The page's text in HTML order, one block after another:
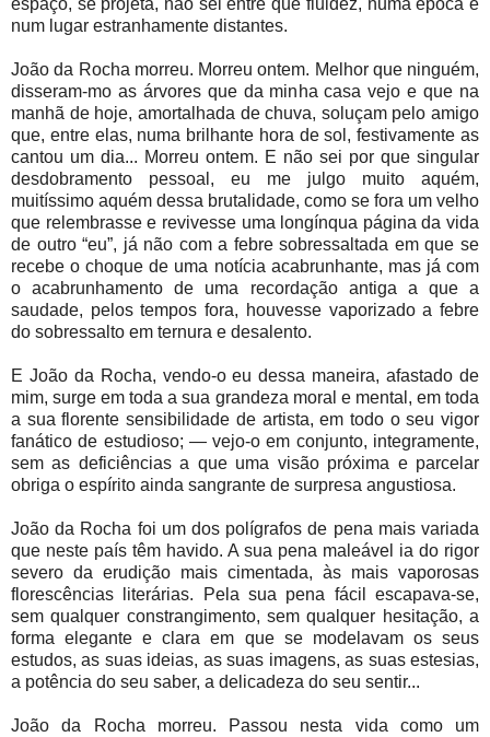
espaço, se projeta, não sei entre que fluidez, numa época e
num lugar estranhamente distantes.
João da Rocha morreu. Morreu ontem. Melhor que ninguém,
disseram-mo as árvores que da minha casa vejo e que na
manhã de hoje, amortalhada de chuva, soluçam pelo amigo
que, entre elas, numa brilhante hora de sol, festivamente as
cantou um dia... Morreu ontem. E não sei por que singular
desdobramento pessoal, eu me julgo muito aquém,
muitíssimo aquém dessa brutalidade, como se fora um velho
que relembrasse e revivesse uma longínqua página da vida
de outro “eu”, já não com a febre sobressaltada em que se
recebe o choque de uma notícia acabrunhante, mas já com
o acabrunhamento de uma recordação antiga a que a
saudade, pelos tempos fora, houvesse vaporizado a febre
do sobressalto em ternura e desalento.
E João da Rocha, vendo-o eu dessa maneira, afastado de
mim, surge em toda a sua grandeza moral e mental, em toda
a sua florente sensibilidade de artista, em todo o seu vigor
fanático de estudioso; — vejo-o em conjunto, integramente,
sem as deficiências a que uma visão próxima e parcelar
obriga o espírito ainda sangrante de surpresa angustiosa.
João da Rocha foi um dos polígrafos de pena mais variada
que neste país têm havido. A sua pena maleável ia do rigor
severo da erudição mais cimentada, às mais vaporosas
florescências literárias. Pela sua pena fácil escapava-se,
sem qualquer constrangimento, sem qualquer hesitação, a
forma elegante e clara em que se modelavam os seus
estudos, as suas ideias, as suas imagens, as suas estesias,
a potência do seu saber, a delicadeza do seu sentir...
João da Rocha morreu. Passou nesta vida como um